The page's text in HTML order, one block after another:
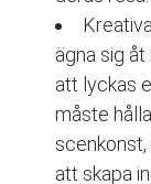
ägna sig
att lyckas
måste
att skapa